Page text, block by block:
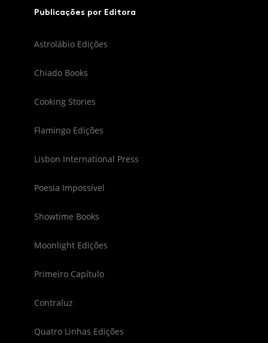
Publicações por Editora
Astrolábio Edições
Chiado Books
Cooking Stories
Flamingo Edições
Lisbon International Press
Poesia Impossível
Showtime Books
Moonlight Edições
Primeiro Capítulo
Contraluz
Quatro Linhas Edições